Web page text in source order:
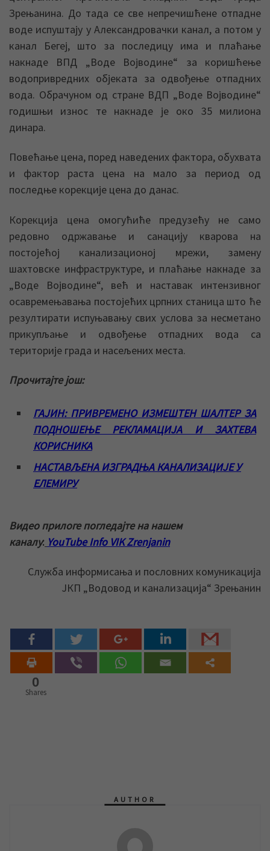
Зрењанина. До тада се све непречишћене отпадне
воде испуштају у Александровачки канал, а потом у
канал Бегеј, што за последицу има и плаћање
накнаде ВПД „Воде Војводине“ за коришћење
водопривредних објеката за одвођење отпадних
вода. Обрачуном од стране ВДП „Воде Војводине“
годишњи износ те накнаде је око 35 милиона
динара.
Повећање цена, поред наведених фактора, обухвата
и фактор раста цена на мало за период од
последње корекције цена до данас.
Корекција цена омогућиће предузећу не само
редовно одржавање и санацију кварова на
постојећој канализационој мрежи, замену
шахтовске инфраструктуре, и плаћање накнаде за
„Воде Војводине“, већ и наставак интензивног
осавремењавања постојећих црпних станица што ће
резултирати испуњавању свих услова за несметано
прикупљање и одвођење отпадних вода са
територије града и насељених места.
Прочитајте још:
ГАЈИН: ПРИВРЕМЕНО ИЗМЕШТЕН ШАЛТЕР ЗА
ПОДНОШЕЊЕ РЕКЛАМАЦИЈА И ЗАХТЕВА
КОРИСНИКА
НАСТАВЉЕНА ИЗГРАДЊА КАНАЛИЗАЦИЈЕ У
ЕЛЕМИРУ
Видео прилоге погледајте на нашем
каналу: YouTube Info VIK Zrenjanin
Служба информисања и пословних комуникација
ЈКП „Водовод и канализација“ Зрењанин
0
Shares
AUTHOR